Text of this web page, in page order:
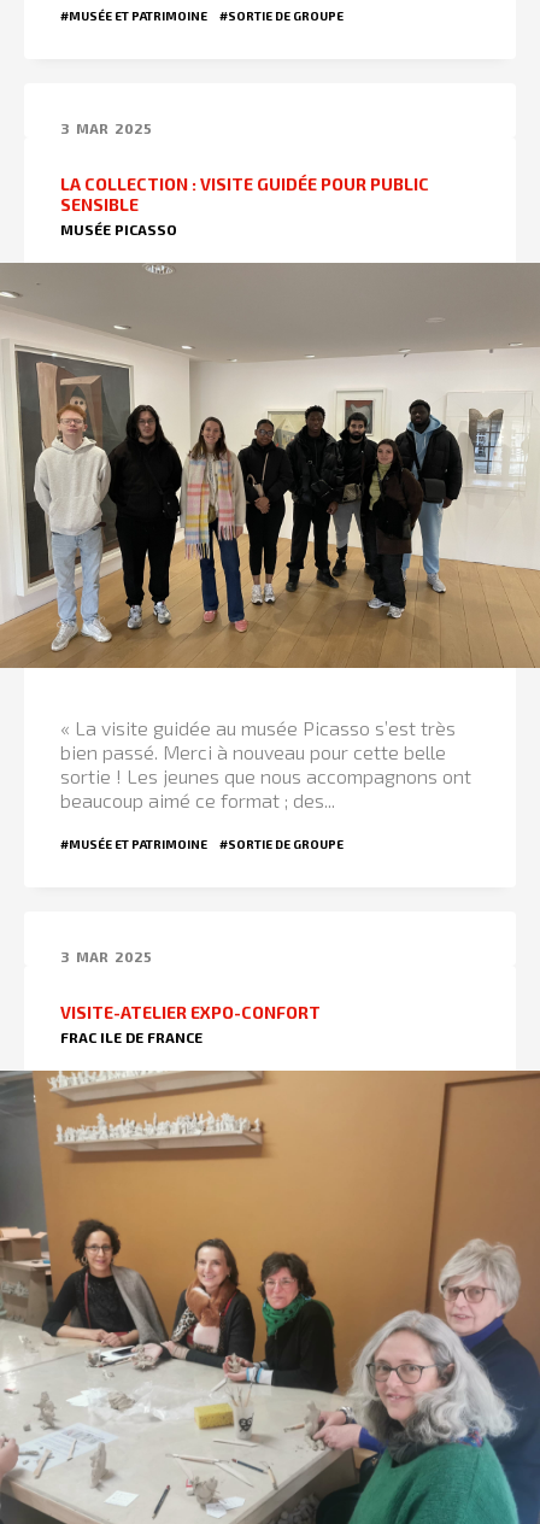
#MUSÉE ET PATRIMOINE #SORTIE DE GROUPE
3 MAR 2025
LA COLLECTION : VISITE GUIDÉE POUR PUBLIC
SENSIBLE
MUSÉE PICASSO
« La visite guidée au musée Picasso s’est très
bien passé. Merci à nouveau pour cette belle
sortie ! Les jeunes que nous accompagnons ont
beaucoup aimé ce format ; des...
#MUSÉE ET PATRIMOINE #SORTIE DE GROUPE
3 MAR 2025
VISITE-ATELIER EXPO-CONFORT
FRAC ILE DE FRANCE